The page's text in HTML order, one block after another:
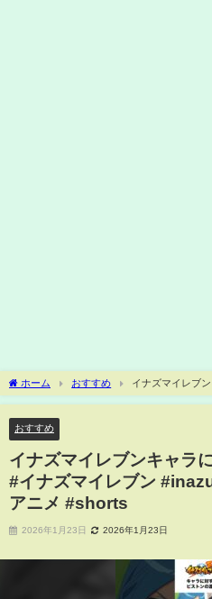
ホーム おすすめ
イナズマイレブ
マイレブン #inazumaeleven #イナイレ #アニ
おすすめ
イナズマイレブンキャラ
#イナズマイレブン
アニメ #shorts
2026年1月23日 2026年1月23日